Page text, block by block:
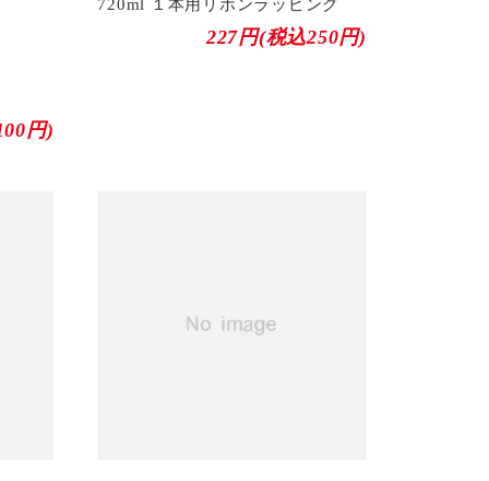
円)
720ml １本用リボンラッピング
227円(税込250円)